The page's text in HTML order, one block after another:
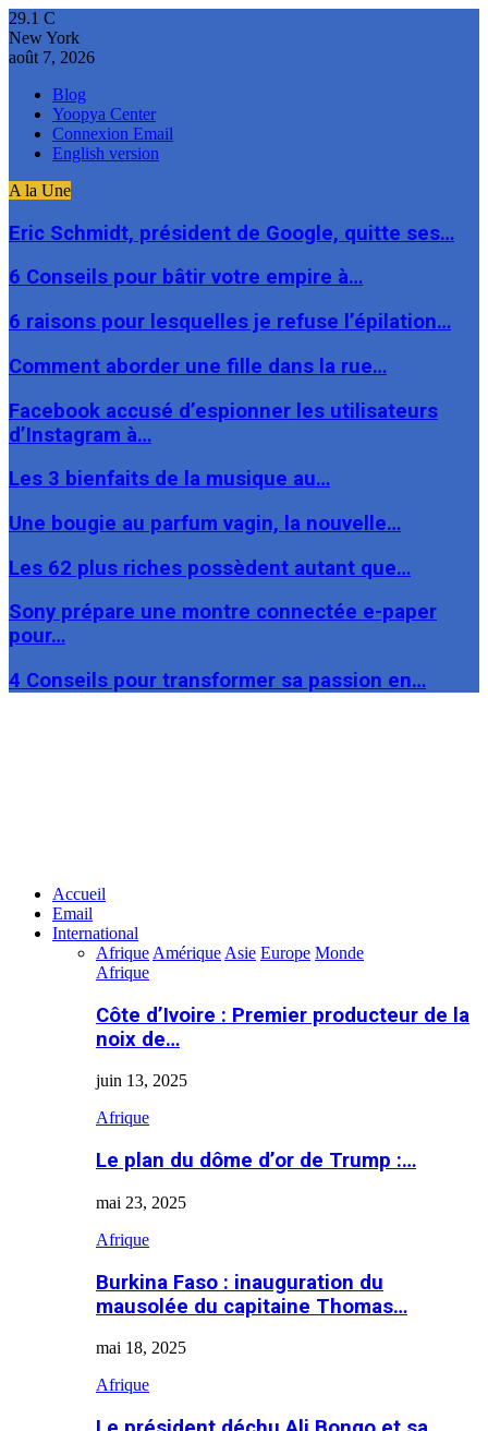
29.1 C
New York
août 7, 2026
Blog
Yoopya Center
Connexion Email
English version
A la Une
Eric Schmidt, président de Google, quitte ses…
6 Conseils pour bâtir votre empire à…
6 raisons pour lesquelles je refuse l’épilation…
Comment aborder une fille dans la rue…
Facebook accusé d’espionner les utilisateurs
d’Instagram à…
Les 3 bienfaits de la musique au…
Une bougie au parfum vagin, la nouvelle…
Les 62 plus riches possèdent autant que…
Sony prépare une montre connectée e-paper
pour…
4 Conseils pour transformer sa passion en…
Accueil
Email
International
Afrique Amérique Asie Europe Monde
Afrique
Côte d’Ivoire : Premier producteur de la
noix de…
juin 13, 2025
Afrique
Le plan du dôme d’or de Trump :…
mai 23, 2025
Afrique
Burkina Faso : inauguration du
mausolée du capitaine Thomas…
mai 18, 2025
Afrique